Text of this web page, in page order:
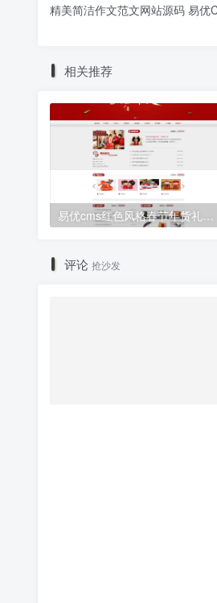
精美简洁作文范文网站源码 易优
相关推荐
易优cms红色风格春节年货礼品公司网站模板源码
评论 抢沙发